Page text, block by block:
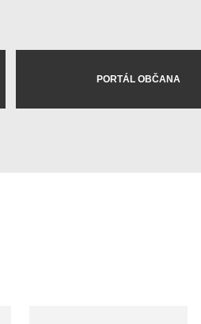
PORTÁL OBČANA